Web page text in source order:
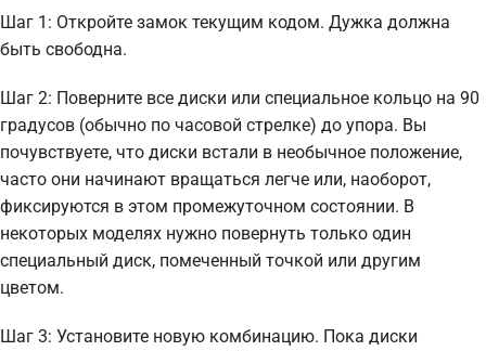
Шаг 1: Откройте замок текущим кодом. Дужка должна
быть свободна.
Шаг 2: Поверните все диски или специальное кольцо на 90
градусов (обычно по часовой стрелке) до упора. Вы
почувствуете, что диски встали в необычное положение,
часто они начинают вращаться легче или, наоборот,
фиксируются в этом промежуточном состоянии. В
некоторых моделях нужно повернуть только один
специальный диск, помеченный точкой или другим
цветом.
Шаг 3: Установите новую комбинацию. Пока диски